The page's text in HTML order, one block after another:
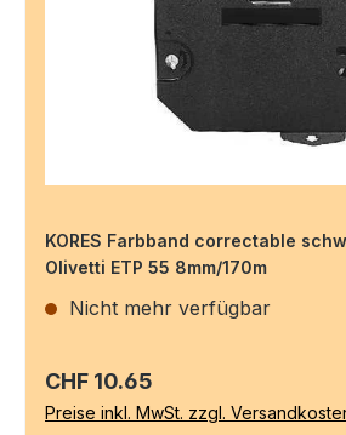
KORES Farbband correctable
Olivetti ETP 55 8mm/170m
Nicht mehr verfügbar
Regulärer Preis:
CHF 10.65
Preise inkl. MwSt. zzgl.